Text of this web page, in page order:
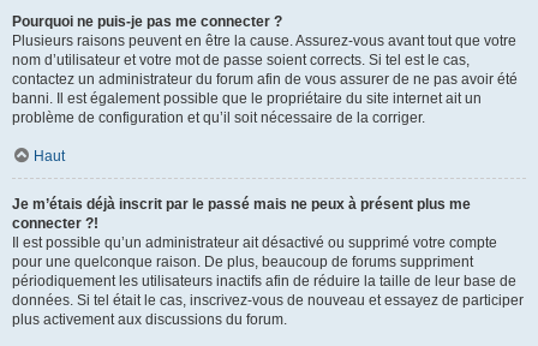
Pourquoi ne puis-je pas me connecter ?
Plusieurs raisons peuvent en être la cause. Assurez-vous avant tout que votre
nom d’utilisateur et votre mot de passe soient corrects. Si tel est le cas,
contactez un administrateur du forum afin de vous assurer de ne pas avoir été
banni. Il est également possible que le propriétaire du site internet ait un
problème de configuration et qu’il soit nécessaire de la corriger.
Haut
Je m’étais déjà inscrit par le passé mais ne peux à présent plus me
connecter ?!
Il est possible qu’un administrateur ait désactivé ou supprimé votre compte
pour une quelconque raison. De plus, beaucoup de forums suppriment
périodiquement les utilisateurs inactifs afin de réduire la taille de leur base de
données. Si tel était le cas, inscrivez-vous de nouveau et essayez de participer
plus activement aux discussions du forum.